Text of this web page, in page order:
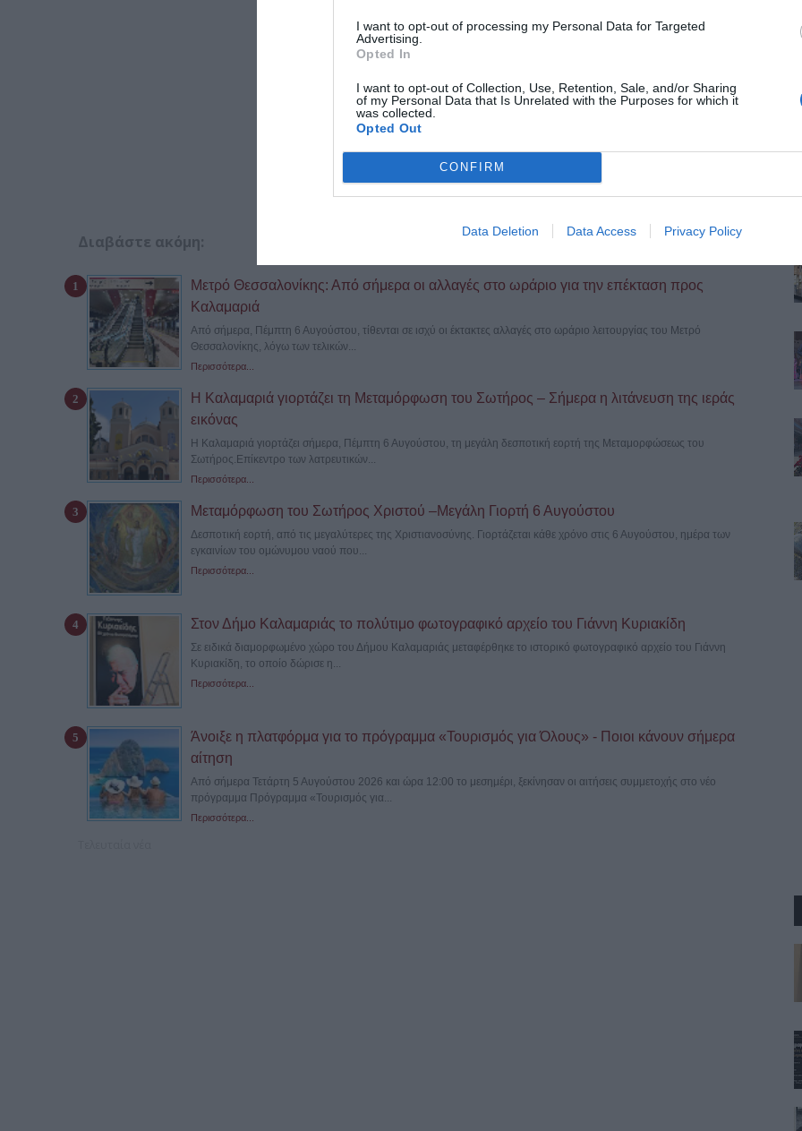
I want to opt-out of processing my Personal Data for Targeted
Advertising.
Opted In
I want to opt-out of Collection, Use, Retention, Sale, and/or Sharing
of my Personal Data that Is Unrelated with the Purposes for which it
was collected.
Opted Out
CONFIRM
Data Deletion Data Access Privacy Policy
Διαβάστε ακόμη:
Μετρό Θεσσαλονίκης: Από σήμερα οι αλλαγές στο ωράριο για την επέκταση προς
Καλαμαριά
Από σήμερα, Πέμπτη 6 Αυγούστου, τίθενται σε ισχύ οι έκτακτες αλλαγές στο ωράριο λειτουργίας του Μετρό
Θεσσαλονίκης, λόγω των τελικών...
Περισσότερα...
Η Καλαμαριά γιορτάζει τη Μεταμόρφωση του Σωτήρος – Σήμερα η λιτάνευση της ιεράς
εικόνας
Η Καλαμαριά γιορτάζει σήμερα, Πέμπτη 6 Αυγούστου, τη μεγάλη δεσποτική εορτή της Μεταμορφώσεως του
Σωτήρος.Επίκεντρο των λατρευτικών...
Περισσότερα...
Μεταμόρφωση του Σωτήρος Χριστού –Μεγάλη Γιορτή 6 Αυγούστου
Δεσποτική εορτή, από τις μεγαλύτερες της Χριστιανοσύνης. Γιορτάζεται κάθε χρόνο στις 6 Αυγούστου, ημέρα των
εγκαινίων του ομώνυμου ναού που...
Περισσότερα...
Στον Δήμο Καλαμαριάς το πολύτιμο φωτογραφικό αρχείο του Γιάννη Κυριακίδη
Σε ειδικά διαμορφωμένο χώρο του Δήμου Καλαμαριάς μεταφέρθηκε το ιστορικό φωτογραφικό αρχείο του Γιάννη
Κυριακίδη, το οποίο δώρισε η...
Περισσότερα...
Άνοιξε η πλατφόρμα για το πρόγραμμα «Τουρισμός για Όλους» - Ποιοι κάνουν σήμερα
αίτηση
Από σήμερα Τετάρτη 5 Αυγούστου 2026 και ώρα 12:00 το μεσημέρι, ξεκίνησαν οι αιτήσεις συμμετοχής στο νέο
πρόγραμμα Πρόγραμμα «Τουρισμός για...
Περισσότερα...